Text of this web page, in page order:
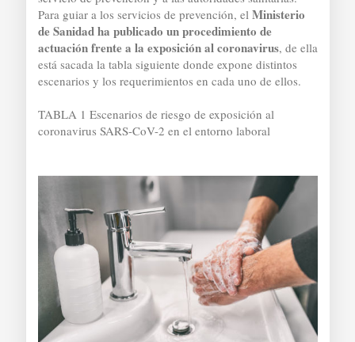
Para guiar a los servicios de prevención, el Ministerio
de Sanidad ha publicado un procedimiento de
actuación frente a la exposición al coronavirus, de ella
está sacada la tabla siguiente donde expone distintos
escenarios y los requerimientos en cada uno de ellos.
TABLA 1 Escenarios de riesgo de exposición al
coronavirus SARS-CoV-2 en el entorno laboral